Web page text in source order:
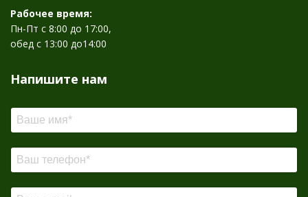
Рабочее время:
Пн-Пт с 8:00 до 17:00,
обед с 13:00 до14:00
Напишите нам